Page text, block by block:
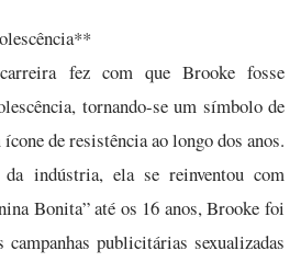
fez com que Brooke fosse
tornando-se um símbolo de
de resistência ao longo dos anos.
da indústria, ela se reinventou com
Bonita” até os 16 anos, Brooke foi
publicitárias sexualizadas